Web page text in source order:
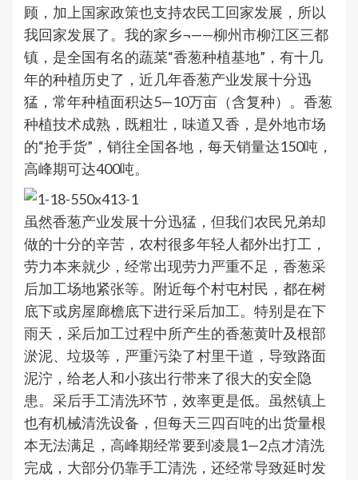
顾，加上国家政策也支持农民工回家发展，所以
我回家发展了。我的家乡¬——柳州市柳江区三都
镇，是全国有名的蔬菜“香葱种植基地”，有十几
年的种植历史了，近几年香葱产业发展十分迅
猛，常年种植面积达5—10万亩（含复种）。香葱
种植技术成熟，既粗壮，味道又香，是外地市场
的“抢手货”，销往全国各地，每天销量达150吨，
高峰期可达400吨。
虽然香葱产业发展十分迅猛，但我们农民兄弟却
做的十分的辛苦，农村很多年轻人都外出打工，
劳力本来就少，经常出现劳力严重不足，香葱采
后加工场地紧张等。附近每个村屯村民，都在树
底下或房屋廊檐底下进行采后加工。特别是在下
雨天，采后加工过程中所产生的香葱黄叶及根部
淤泥、垃圾等，严重污染了村里干道，导致路面
泥泞，给老人和小孩出行带来了很大的安全隐
患。采后手工清洗环节，效率更是低。虽然镇上
也有机械清洗设备，但每天三四百吨的出货量根
本无法满足，高峰期经常要到凌晨1—2点才清洗
完成，大部分仍靠手工清洗，还经常导致延时发